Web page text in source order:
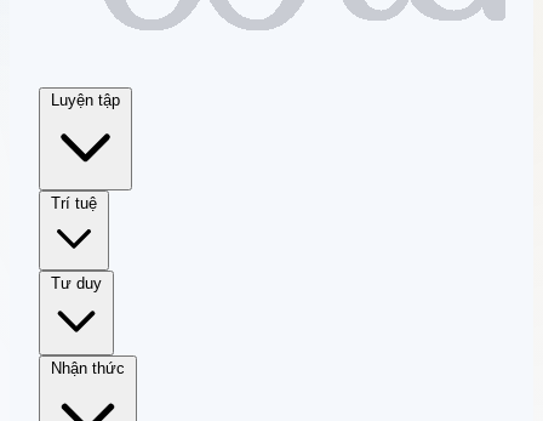
Luyện tập
Trí tuệ
Tư duy
Nhận thức